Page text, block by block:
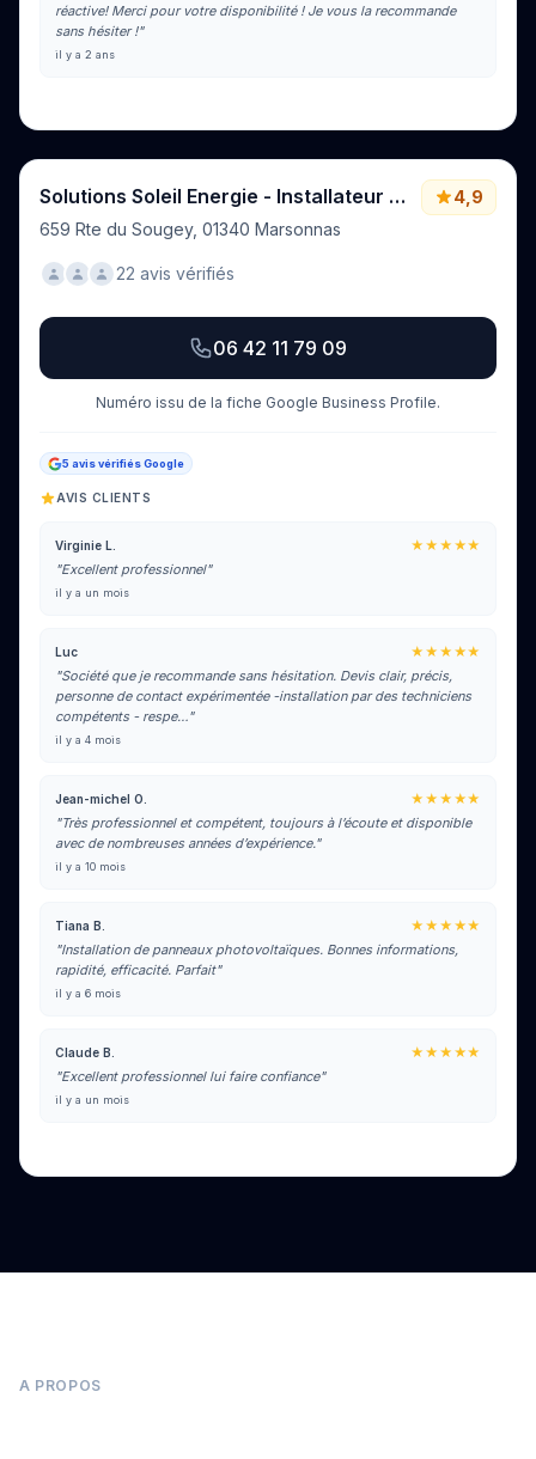
réactive! Merci pour votre disponibilité ! Je vous la recommande
sans hésiter !"
il y a 2 ans
Solutions Soleil Energie - Installateur panneaux solaires Photovoltaïques - 01 71 69
659 Rte du Sougey, 01340 Marsonnas
4,9
22 avis vérifiés
06 42 11 79 09
Numéro issu de la fiche Google Business Profile.
5 avis vérifiés Google
AVIS CLIENTS
Virginie L.
★★★★★
"Excellent professionnel"
il y a un mois
Luc
★★★★★
"Société que je recommande sans hésitation. Devis clair, précis,
personne de contact expérimentée -installation par des techniciens
compétents - respe…"
il y a 4 mois
Jean-michel O.
★★★★★
"Très professionnel et compétent, toujours à l’écoute et disponible
avec de nombreuses années d’expérience."
il y a 10 mois
Tiana B.
★★★★★
"Installation de panneaux photovoltaïques. Bonnes informations,
rapidité, efficacité. Parfait"
il y a 6 mois
Claude B.
★★★★★
"Excellent professionnel lui faire confiance"
il y a un mois
A PROPOS